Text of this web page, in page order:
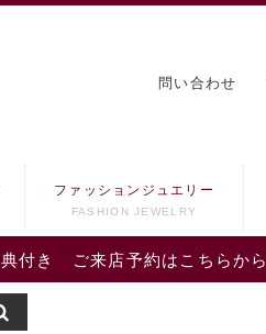
問い合わせ
付き ご来店予約はこちらから
ファッションジュエリー
FASHION JEWELRY